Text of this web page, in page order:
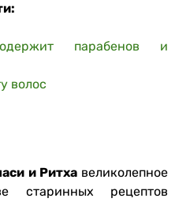
парабенов и
волос
и Ритхавеликолепное
старинных рецептов